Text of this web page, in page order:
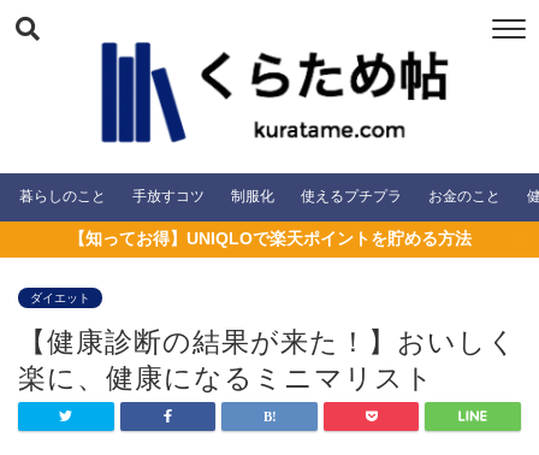
暮らしのこと 手放すコツ 制服化 使えるプチプラ お金のこと
【知ってお得】UNIQLOで楽天ポイントを貯める方法
ダイエット
【健康診断の結果が来た！】おいしく
楽に、健康になるミニマリスト